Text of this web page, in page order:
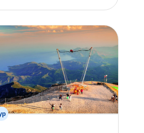
from
$189